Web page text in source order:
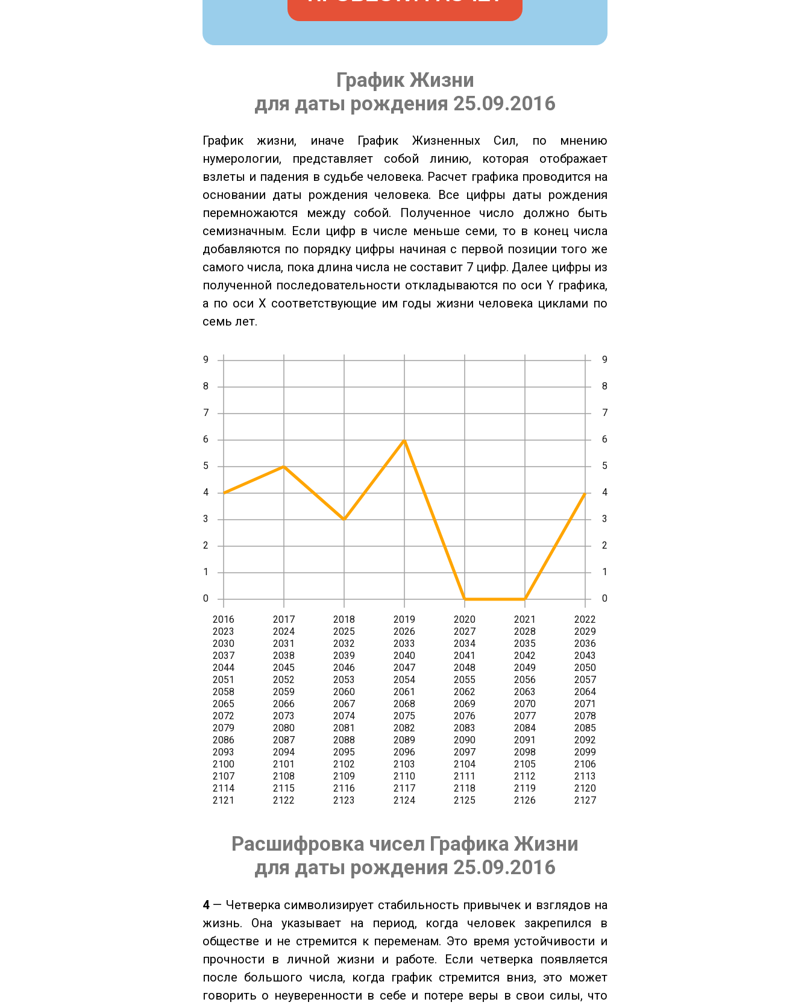
График Жизни
для даты рождения 25.09.2016
График жизни, иначе График Жизненных Сил, по мнению
нумерологии, представляет собой линию, которая отображает
взлеты и падения в судьбе человека. Расчет графика проводится на
основании даты рождения человека. Все цифры даты рождения
перемножаются между собой. Полученное число должно быть
семизначным. Если цифр в числе меньше семи, то в конец числа
добавляются по порядку цифры начиная с первой позиции того же
самого числа, пока длина числа не составит 7 цифр. Далее цифры из
полученной последовательности откладываются по оси Y графика,
а по оси X соответствующие им годы жизни человека циклами по
семь лет.
Расшифровка чисел Графика Жизни
для даты рождения 25.09.2016
4— Четверка символизирует стабильность привычек и взглядов на
жизнь. Она указывает на период, когда человек закрепился в
обществе и не стремится к переменам. Это время устойчивости и
прочности в личной жизни и работе. Если четверка появляется
после большого числа, когда график стремится вниз, это может
говорить о неуверенности в себе и потере веры в свои силы, что